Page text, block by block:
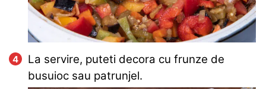
La servire, puteti decora cu frunze de
busuioc sau patrunjel.